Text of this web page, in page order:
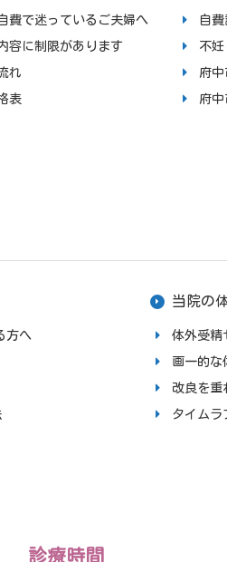
費で迷っているご夫婦へ
容に制限があります
れ
表
自
不
府中
府中
方へ
当院の
体外受精
画一的な
改良を重
タイムラ
診療時間